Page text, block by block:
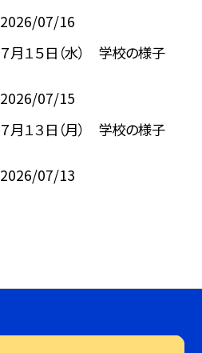
2026/07/16
７月１５日（水） 学校の様子
2026/07/15
７月１３日（月） 学校の様子
2026/07/13